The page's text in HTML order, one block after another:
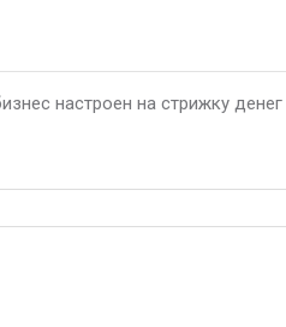
настроен на стрижку денег